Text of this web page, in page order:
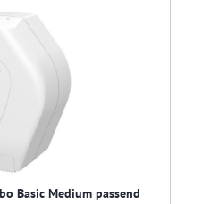
Basic Medium passend